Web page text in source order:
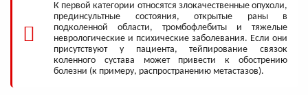
К первой категории относятся злокачественные опухоли,
прединсультные состояния, открытые раны в
подколенной области, тромбофлебиты и тяжелые
неврологические и психические заболевания. Если они
присутствуют у пациента, тейпирование связок
коленного сустава может привести к обострению
болезни (к примеру, распространению метастазов).